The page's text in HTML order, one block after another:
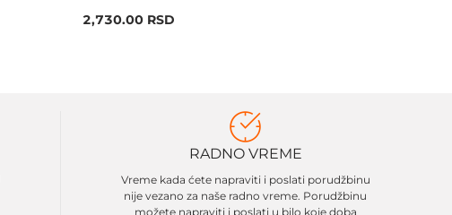
2,730.00 RSD
RADNO VREME
Vreme kada ćete napraviti i poslati porudžbinu
nije vezano za naše radno vreme. Porudžbinu
možete napraviti i poslati u bilo koje doba